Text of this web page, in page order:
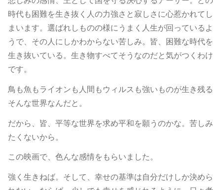
時代も困難を生き抜く人の力強さと寂しさに心惹かれてし
まいます。選ばれしものの様にうまく人生が回っているよ
うで、その人にしかわからない苦しみ。皆、困難な時代を
生き抜いている。生き物すべてそうなのだと気がつくわけ
です。
鳥も魚もライオンも人間もウィルスも強いものが生き残る
そんな世界なんだと。
だから、皆、平等な世界を求め平和を願うのかな。苦しみ
たくないから。
この映画で、色んな感情をもらいました。
強く生きねば。そして、幸せの基準は自分だけしか決めら